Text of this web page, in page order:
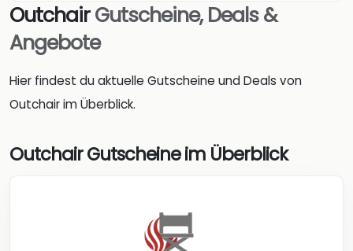
OutchairGutscheine, Deals &
Angebote
Hier findest du aktuelle Gutscheine und Deals von
Outchair im Überblick.
Outchair Gutscheine im Überblick